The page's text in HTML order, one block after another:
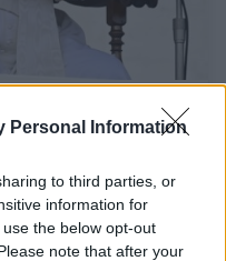
Personal Information
to third parties, or
information for
the below opt-out
note that after your
sunkumų